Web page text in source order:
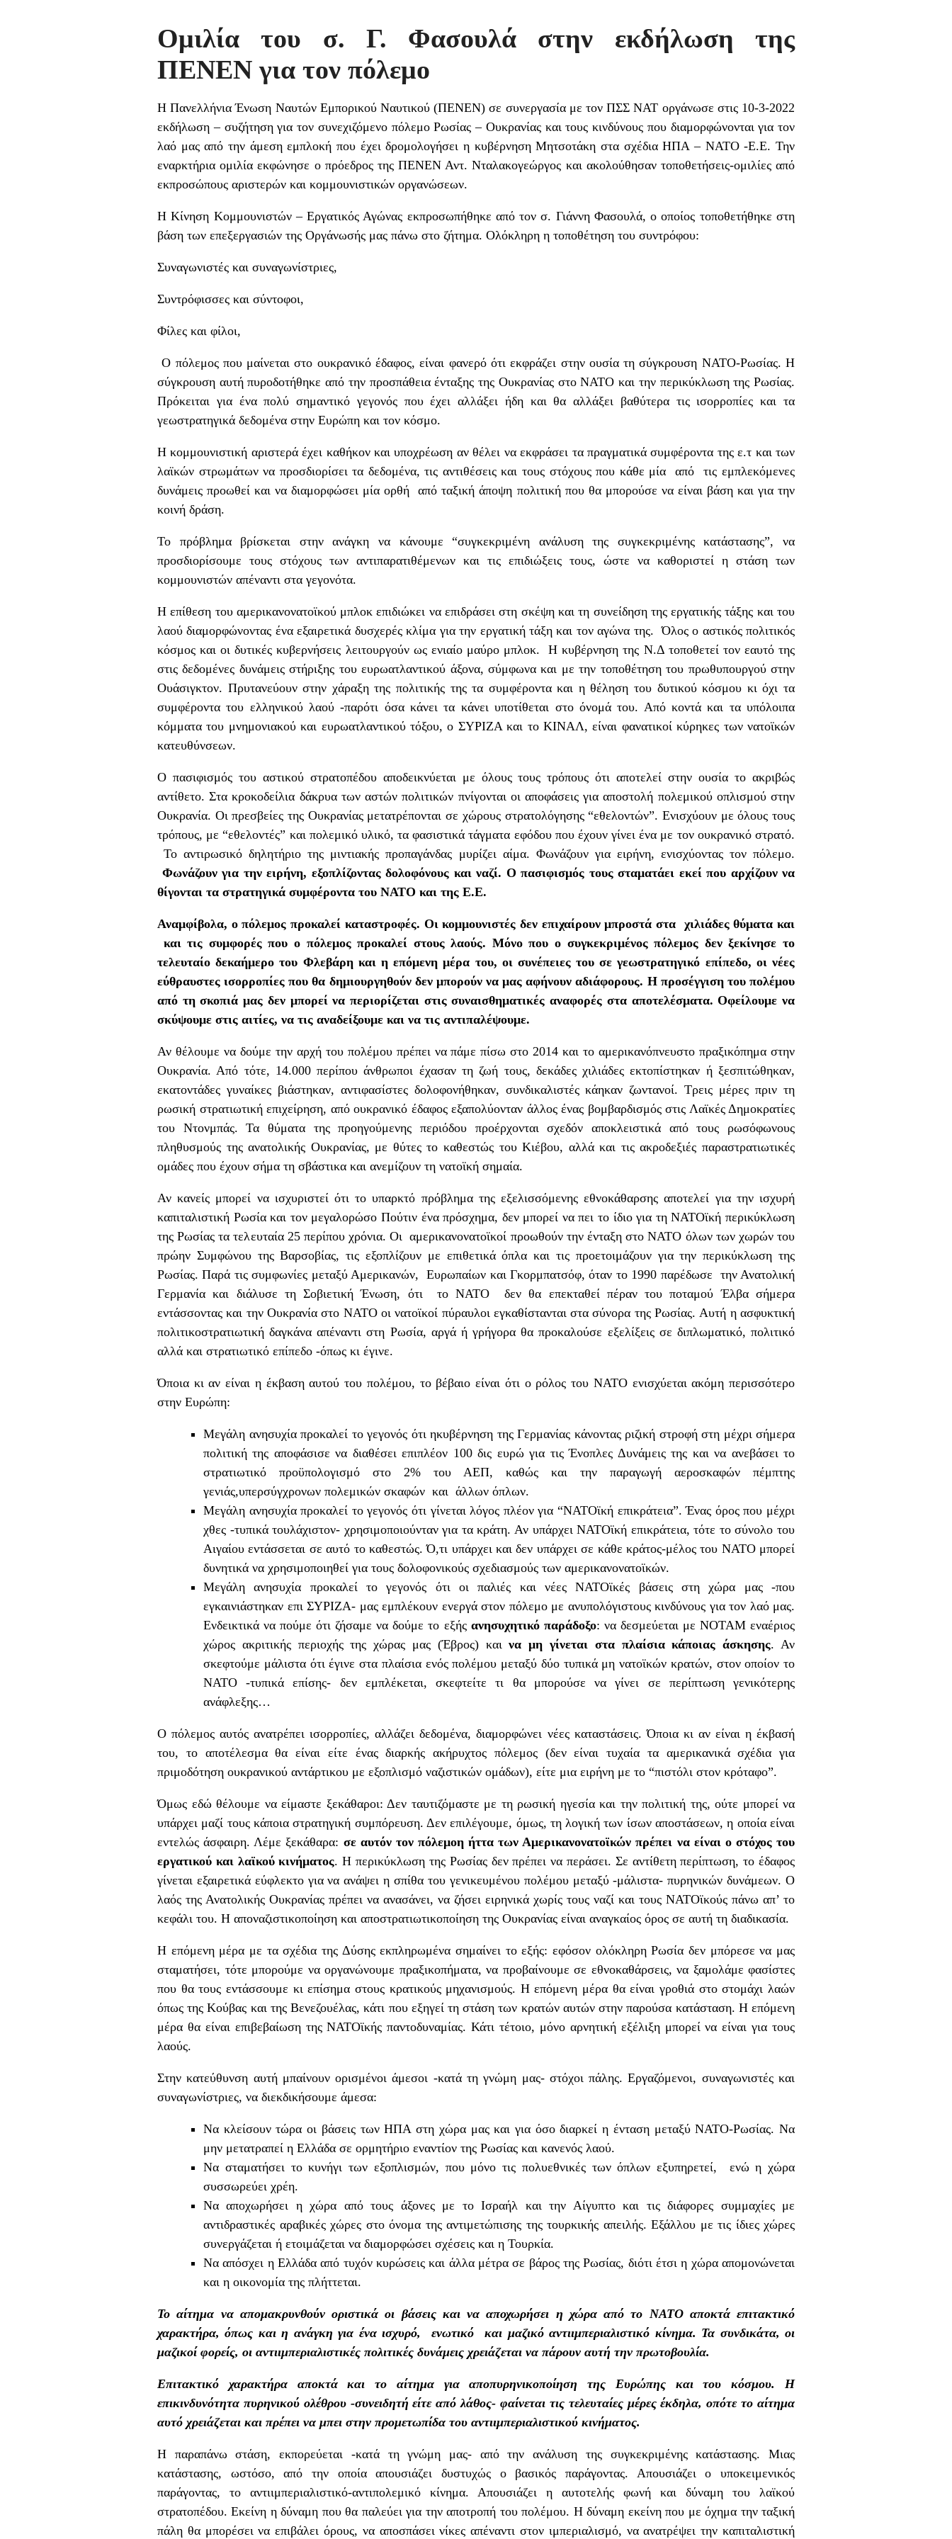
Ομιλία του σ. Γ. Φασουλά στην εκδήλωση της
ΠΕΝΕΝ για τον πόλεμο
Η Πανελλήνια Ένωση Ναυτών Εμπορικού Ναυτικού (ΠΕΝΕΝ) σε συνεργασία με τον ΠΣΣ ΝΑΤ οργάνωσε στις 10-3-2022
εκδήλωση – συζήτηση για τον συνεχιζόμενο πόλεμο Ρωσίας – Ουκρανίας και τους κινδύνους που διαμορφώνονται για τον
λαό μας από την άμεση εμπλοκή που έχει δρομολογήσει η κυβέρνηση Μητσοτάκη στα σχέδια ΗΠΑ – ΝΑΤΟ -Ε.Ε. Την
εναρκτήρια ομιλία εκφώνησε ο πρόεδρος της ΠΕΝΕΝ Αντ. Νταλακογεώργος και ακολούθησαν τοποθετήσεις-ομιλίες από
εκπροσώπους αριστερών και κομμουνιστικών οργανώσεων.
Η Κίνηση Κομμουνιστών – Εργατικός Αγώνας εκπροσωπήθηκε από τον σ. Γιάννη Φασουλά, ο οποίος τοποθετήθηκε στη
βάση των επεξεργασιών της Οργάνωσής μας πάνω στο ζήτημα. Ολόκληρη η τοποθέτηση του συντρόφου:
Συναγωνιστές και συναγωνίστριες,
Συντρόφισσες και σύντοφοι,
Φίλες και φίλοι,
Ο πόλεμος που μαίνεται στο ουκρανικό έδαφος, είναι φανερό ότι εκφράζει στην ουσία τη σύγκρουση ΝΑΤΟ-Ρωσίας. Η
σύγκρουση αυτή πυροδοτήθηκε από την προσπάθεια ένταξης της Ουκρανίας στο ΝΑΤΟ και την περικύκλωση της Ρωσίας.
Πρόκειται για ένα πολύ σημαντικό γεγονός που έχει αλλάξει ήδη και θα αλλάξει βαθύτερα τις ισορροπίες και τα
γεωστρατηγικά δεδομένα στην Ευρώπη και τον κόσμο.
Η κομμουνιστική αριστερά έχει καθήκον και υποχρέωση αν θέλει να εκφράσει τα πραγματικά συμφέροντα της ε.τ και των
λαϊκών στρωμάτων να προσδιορίσει τα δεδομένα, τις αντιθέσεις και τους στόχους που κάθε μία από τις εμπλεκόμενες
δυνάμεις προωθεί και να διαμορφώσει μία ορθή από ταξική άποψη πολιτική που θα μπορούσε να είναι βάση και για την
κοινή δράση.
Το πρόβλημα βρίσκεται στην ανάγκη να κάνουμε “συγκεκριμένη ανάλυση της συγκεκριμένης κατάστασης”, να
προσδιορίσουμε τους στόχους των αντιπαρατιθέμενων και τις επιδιώξεις τους, ώστε να καθοριστεί η στάση των
κομμουνιστών απέναντι στα γεγονότα.
Η επίθεση του αμερικανονατοϊκού μπλοκ επιδιώκει να επιδράσει στη σκέψη και τη συνείδηση της εργατικής τάξης και του
λαού διαμορφώνοντας ένα εξαιρετικά δυσχερές κλίμα για την εργατική τάξη και τον αγώνα της. Όλος ο αστικός πολιτικός
κόσμος και οι δυτικές κυβερνήσεις λειτουργούν ως ενιαίο μαύρο μπλοκ. Η κυβέρνηση της Ν.Δ τοποθετεί τον εαυτό της
στις δεδομένες δυνάμεις στήριξης του ευρωατλαντικού άξονα, σύμφωνα και με την τοποθέτηση του πρωθυπουργού στην
Ουάσιγκτον. Πρυτανεύουν στην χάραξη της πολιτικής της τα συμφέροντα και η θέληση του δυτικού κόσμου κι όχι τα
συμφέροντα του ελληνικού λαού -παρότι όσα κάνει τα κάνει υποτίθεται στο όνομά του. Από κοντά και τα υπόλοιπα
κόμματα του μνημονιακού και ευρωατλαντικού τόξου, ο ΣΥΡΙΖΑ και το ΚΙΝΑΛ, είναι φανατικοί κύρηκες των νατοϊκών
κατευθύνσεων.
Ο πασιφισμός του αστικού στρατοπέδου αποδεικνύεται με όλους τους τρόπους ότι αποτελεί στην ουσία το ακριβώς
αντίθετο. Στα κροκοδείλια δάκρυα των αστών πολιτικών πνίγονται οι αποφάσεις για αποστολή πολεμικού οπλισμού στην
Ουκρανία. Οι πρεσβείες της Ουκρανίας μετατρέπονται σε χώρους στρατολόγησης “εθελοντών”. Ενισχύουν με όλους τους
τρόπους, με “εθελοντές” και πολεμικό υλικό, τα φασιστικά τάγματα εφόδου που έχουν γίνει ένα με τον ουκρανικό στρατό.
Το αντιρωσικό δηλητήριο της μιντιακής προπαγάνδας μυρίζει αίμα. Φωνάζουν για ειρήνη, ενισχύοντας τον πόλεμο.
Φωνάζουν για την ειρήνη, εξοπλίζοντας δολοφόνους και ναζί. Ο πασιφισμός τους σταματάει εκεί που αρχίζουν να
θίγονται τα στρατηγικά συμφέροντα του ΝΑΤΟ και της Ε.Ε.
Αναμφίβολα, ο πόλεμος προκαλεί καταστροφές. Οι κομμουνιστές δεν επιχαίρουν μπροστά στα χιλιάδες θύματα και
και τις συμφορές που ο πόλεμος προκαλεί στους λαούς. Μόνο που ο συγκεκριμένος πόλεμος δεν ξεκίνησε το
τελευταίο δεκαήμερο του Φλεβάρη και η επόμενη μέρα του, οι συνέπειες του σε γεωστρατηγικό επίπεδο, οι νέες
εύθραυστες ισορροπίες που θα δημιουργηθούν δεν μπορούν να μας αφήνουν αδιάφορους. Η προσέγγιση του πολέμου
από τη σκοπιά μας δεν μπορεί να περιορίζεται στις συναισθηματικές αναφορές στα αποτελέσματα. Οφείλουμε να
σκύψουμε στις αιτίες, να τις αναδείξουμε και να τις αντιπαλέψουμε.
Αν θέλουμε να δούμε την αρχή του πολέμου πρέπει να πάμε πίσω στο 2014 και το αμερικανόπνευστο πραξικόπημα στην
Ουκρανία. Από τότε, 14.000 περίπου άνθρωποι έχασαν τη ζωή τους, δεκάδες χιλιάδες εκτοπίστηκαν ή ξεσπιτώθηκαν,
εκατοντάδες γυναίκες βιάστηκαν, αντιφασίστες δολοφονήθηκαν, συνδικαλιστές κάηκαν ζωντανοί. Τρεις μέρες πριν τη
ρωσική στρατιωτική επιχείρηση, από ουκρανικό έδαφος εξαπολύονταν άλλος ένας βομβαρδισμός στις Λαϊκές Δημοκρατίες
του Ντονμπάς. Τα θύματα της προηγούμενης περιόδου προέρχονται σχεδόν αποκλειστικά από τους ρωσόφωνους
πληθυσμούς της ανατολικής Ουκρανίας, με θύτες το καθεστώς του Κιέβου, αλλά και τις ακροδεξιές παραστρατιωτικές
ομάδες που έχουν σήμα τη σβάστικα και ανεμίζουν τη νατοϊκή σημαία.
Αν κανείς μπορεί να ισχυριστεί ότι το υπαρκτό πρόβλημα της εξελισσόμενης εθνοκάθαρσης αποτελεί για την ισχυρή
καπιταλιστική Ρωσία και τον μεγαλορώσο Πούτιν ένα πρόσχημα, δεν μπορεί να πει το ίδιο για τη ΝΑΤΟϊκή περικύκλωση
της Ρωσίας τα τελευταία 25 περίπου χρόνια. Οι αμερικανονατοϊκοί προωθούν την ένταξη στο ΝΑΤΟ όλων των χωρών του
πρώην Συμφώνου της Βαρσοβίας, τις εξοπλίζουν με επιθετικά όπλα και τις προετοιμάζουν για την περικύκλωση της
Ρωσίας. Παρά τις συμφωνίες μεταξύ Αμερικανών, Ευρωπαίων και Γκορμπατσόφ, όταν το 1990 παρέδωσε την Ανατολική
Γερμανία και διάλυσε τη Σοβιετική Ένωση, ότι το ΝΑΤΟ δεν θα επεκταθεί πέραν του ποταμού Έλβα σήμερα
εντάσσοντας και την Ουκρανία στο ΝΑΤΟ οι νατοϊκοί πύραυλοι εγκαθίστανται στα σύνορα της Ρωσίας. Αυτή η ασφυκτική
πολιτικοστρατιωτική δαγκάνα απέναντι στη Ρωσία, αργά ή γρήγορα θα προκαλούσε εξελίξεις σε διπλωματικό, πολιτικό
αλλά και στρατιωτικό επίπεδο -όπως κι έγινε.
Όποια κι αν είναι η έκβαση αυτού του πολέμου, το βέβαιο είναι ότι ο ρόλος του ΝΑΤΟ ενισχύεται ακόμη περισσότερο
στην Ευρώπη:
Μεγάλη ανησυχία προκαλεί το γεγονός ότι ηκυβέρνηση της Γερμανίας κάνοντας ριζική στροφή στη μέχρι σήμερα
πολιτική της αποφάσισε να διαθέσει επιπλέον 100 δις ευρώ για τις Ένοπλες Δυνάμεις της και να ανεβάσει το
στρατιωτικό προϋπολογισμό στο 2% του ΑΕΠ, καθώς και την παραγωγή αεροσκαφών πέμπτης
γενιάς,υπερσύγχρονων πολεμικών σκαφών και άλλων όπλων.
Μεγάλη ανησυχία προκαλεί το γεγονός ότι γίνεται λόγος πλέον για “ΝΑΤΟϊκή επικράτεια”. Ένας όρος που μέχρι
χθες -τυπικά τουλάχιστον- χρησιμοποιούνταν για τα κράτη. Αν υπάρχει ΝΑΤΟϊκή επικράτεια, τότε το σύνολο του
Αιγαίου εντάσσεται σε αυτό το καθεστώς. Ό,τι υπάρχει και δεν υπάρχει σε κάθε κράτος-μέλος του ΝΑΤΟ μπορεί
δυνητικά να χρησιμοποιηθεί για τους δολοφονικούς σχεδιασμούς των αμερικανονατοϊκών.
Μεγάλη ανησυχία προκαλεί το γεγονός ότι οι παλιές και νέες ΝΑΤΟϊκές βάσεις στη χώρα μας -που
εγκαινιάστηκαν επι ΣΥΡΙΖΑ- μας εμπλέκουν ενεργά στον πόλεμο με ανυπολόγιστους κινδύνους για τον λαό μας.
Ενδεικτικά να πούμε ότι ζήσαμε να δούμε το εξής ανησυχητικό παράδοξο: να δεσμεύεται με ΝΟΤΑΜ εναέριος
χώρος ακριτικής περιοχής της χώρας μας (Έβρος) καινα μη γίνεται στα πλαίσια κάποιας άσκησης. Αν
σκεφτούμε μάλιστα ότι έγινε στα πλαίσια ενός πολέμου μεταξύ δύο τυπικά μη νατοϊκών κρατών, στον οποίον το
ΝΑΤΟ -τυπικά επίσης- δεν εμπλέκεται, σκεφτείτε τι θα μπορούσε να γίνει σε περίπτωση γενικότερης
ανάφλεξης…
Ο πόλεμος αυτός ανατρέπει ισορροπίες, αλλάζει δεδομένα, διαμορφώνει νέες καταστάσεις. Όποια κι αν είναι η έκβασή
του, το αποτέλεσμα θα είναι είτε ένας διαρκής ακήρυχτος πόλεμος (δεν είναι τυχαία τα αμερικανικά σχέδια για
πριμοδότηση ουκρανικού αντάρτικου με εξοπλισμό ναζιστικών ομάδων), είτε μια ειρήνη με το “πιστόλι στον κρόταφο”.
Όμως εδώ θέλουμε να είμαστε ξεκάθαροι: Δεν ταυτιζόμαστε με τη ρωσική ηγεσία και την πολιτική της, ούτε μπορεί να
υπάρχει μαζί τους κάποια στρατηγική συμπόρευση. Δεν επιλέγουμε, όμως, τη λογική των ίσων αποστάσεων, η οποία είναι
εντελώς άσφαιρη. Λέμε ξεκάθαρα: σε αυτόν τον πόλεμοη ήττα των Αμερικανονατοϊκών πρέπει να είναι ο στόχος του
εργατικού και λαϊκού κινήματος. Η περικύκλωση της Ρωσίας δεν πρέπει να περάσει. Σε αντίθετη περίπτωση, το έδαφος
γίνεται εξαιρετικά εύφλεκτο για να ανάψει η σπίθα του γενικευμένου πολέμου μεταξύ -μάλιστα- πυρηνικών δυνάμεων. Ο
λαός της Ανατολικής Ουκρανίας πρέπει να ανασάνει, να ζήσει ειρηνικά χωρίς τους ναζί και τους ΝΑΤΟϊκούς πάνω απ’ το
κεφάλι του. Η αποναζιστικοποίηση και αποστρατιωτικοποίηση της Ουκρανίας είναι αναγκαίος όρος σε αυτή τη διαδικασία.
Η επόμενη μέρα με τα σχέδια της Δύσης εκπληρωμένα σημαίνει το εξής: εφόσον ολόκληρη Ρωσία δεν μπόρεσε να μας
σταματήσει, τότε μπορούμε να οργανώνουμε πραξικοπήματα, να προβαίνουμε σε εθνοκαθάρσεις, να ξαμολάμε φασίστες
που θα τους εντάσσουμε κι επίσημα στους κρατικούς μηχανισμούς. Η επόμενη μέρα θα είναι γροθιά στο στομάχι λαών
όπως της Κούβας και της Βενεζουέλας, κάτι που εξηγεί τη στάση των κρατών αυτών στην παρούσα κατάσταση. Η επόμενη
μέρα θα είναι επιβεβαίωση της ΝΑΤΟϊκής παντοδυναμίας. Κάτι τέτοιο, μόνο αρνητική εξέλιξη μπορεί να είναι για τους
λαούς.
Στην κατεύθυνση αυτή μπαίνουν ορισμένοι άμεσοι -κατά τη γνώμη μας- στόχοι πάλης. Εργαζόμενοι, συναγωνιστές και
συναγωνίστριες, να διεκδικήσουμε άμεσα:
Να κλείσουν τώρα οι βάσεις των ΗΠΑ στη χώρα μας και για όσο διαρκεί η ένταση μεταξύ ΝΑΤΟ-Ρωσίας. Να
μην μετατραπεί η Ελλάδα σε ορμητήριο εναντίον της Ρωσίας και κανενός λαού.
Να σταματήσει το κυνήγι των εξοπλισμών, που μόνο τις πολυεθνικές των όπλων εξυπηρετεί, ενώ η χώρα
συσσωρεύει χρέη.
Να αποχωρήσει η χώρα από τους άξονες με το Ισραήλ και την Αίγυπτο και τις διάφορες συμμαχίες με
αντιδραστικές αραβικές χώρες στο όνομα της αντιμετώπισης της τουρκικής απειλής. Εξάλλου με τις ίδιες χώρες
συνεργάζεται ή ετοιμάζεται να διαμορφώσει σχέσεις και η Τουρκία.
Να απόσχει η Ελλάδα από τυχόν κυρώσεις και άλλα μέτρα σε βάρος της Ρωσίας, διότι έτσι η χώρα απομονώνεται
και η οικονομία της πλήττεται.
Το αίτημα να απομακρυνθούν οριστικά οι βάσεις και να αποχωρήσει η χώρα από το ΝΑΤΟ αποκτά επιτακτικό
χαρακτήρα, όπως και η ανάγκη για ένα ισχυρό, ενωτικό και μαζικό αντιιμπεριαλιστικό κίνημα. Τα συνδικάτα, οι
μαζικοί φορείς, οι αντιιμπεριαλιστικές πολιτικές δυνάμεις χρειάζεται να πάρουν αυτή την πρωτοβουλία.
Επιτακτικό χαρακτήρα αποκτά και το αίτημα για αποπυρηνικοποίηση της Ευρώπης και του κόσμου. Η
επικινδυνότητα πυρηνικού ολέθρου -συνειδητή είτε από λάθος- φαίνεται τις τελευταίες μέρες έκδηλα, οπότε το αίτημα
αυτό χρειάζεται και πρέπει να μπει στην προμετωπίδα του αντιιμπεριαλιστικού κινήματος.
Η παραπάνω στάση, εκπορεύεται -κατά τη γνώμη μας- από την ανάλυση της συγκεκριμένης κατάστασης. Μιας
κατάστασης, ωστόσο, από την οποία απουσιάζει δυστυχώς ο βασικός παράγοντας. Απουσιάζει ο υποκειμενικός
παράγοντας, το αντιιμπεριαλιστικό-αντιπολεμικό κίνημα. Απουσιάζει η αυτοτελής φωνή και δύναμη του λαϊκού
στρατοπέδου. Εκείνη η δύναμη που θα παλεύει για την αποτροπή του πολέμου. Η δύναμη εκείνη που με όχημα την ταξική
πάλη θα μπορέσει να επιβάλει όρους, να αποσπάσει νίκες απέναντι στον ιμπεριαλισμό, να ανατρέψει την καπιταλιστική